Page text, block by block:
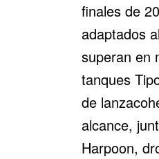
finales de
adaptados
superan en
tanques
de
alcance,
Harpoon,